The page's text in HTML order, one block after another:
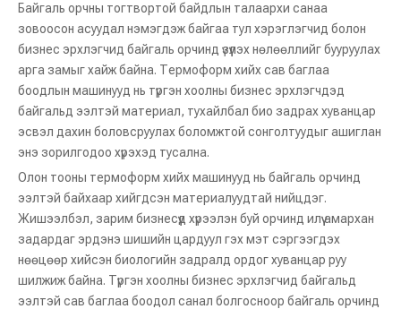
Байгаль орчны тогтвортой байдлын талаархи санаа
зовоосон асуудал нэмэгдэж байгаа тул хэрэглэгчид болон
бизнес эрхлэгчид байгаль орчинд үзүүлэх нөлөөллийг бууруулах
арга замыг хайж байна. Термоформ хийх сав баглаа
боодлын машинууд нь түргэн хоолны бизнес эрхлэгчдэд
байгальд ээлтэй материал, тухайлбал био задрах хуванцар
эсвэл дахин боловсруулах боломжтой сонголтуудыг ашиглан
энэ зорилгодоо хүрэхэд тусална.
Олон тооны термоформ хийх машинууд нь байгаль орчинд
ээлтэй байхаар хийгдсэн материалуудтай нийцдэг.
Жишээлбэл, зарим бизнесүүд хүрээлэн буй орчинд илүү амархан
задардаг эрдэнэ шишийн цардуул гэх мэт сэргээгдэх
нөөцөөр хийсэн биологийн задралд ордог хуванцар руу
шилжиж байна. Түргэн хоолны бизнес эрхлэгчид байгальд
ээлтэй сав баглаа боодол санал болгосноор байгаль орчинд